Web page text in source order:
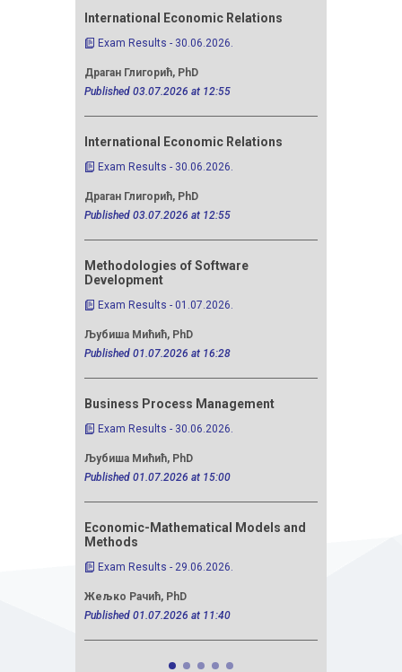
International Economic Relations
Exam Results - 30.06.2026.
Драган Глигорић, PhD
Published 03.07.2026 at 12:55
International Economic Relations
Exam Results - 30.06.2026.
Драган Глигорић, PhD
Published 03.07.2026 at 12:55
Methodologies of Software
Development
Exam Results - 01.07.2026.
Љубиша Мићић, PhD
Published 01.07.2026 at 16:28
Business Process Management
Exam Results - 30.06.2026.
Љубиша Мићић, PhD
Published 01.07.2026 at 15:00
Economic-Mathematical Models and
Methods
Exam Results - 29.06.2026.
Жељко Рачић, PhD
Published 01.07.2026 at 11:40